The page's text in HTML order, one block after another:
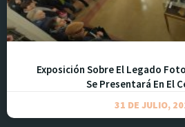
Exposición Sobre El Legado
Se Presentará En El
31 DE JULIO,